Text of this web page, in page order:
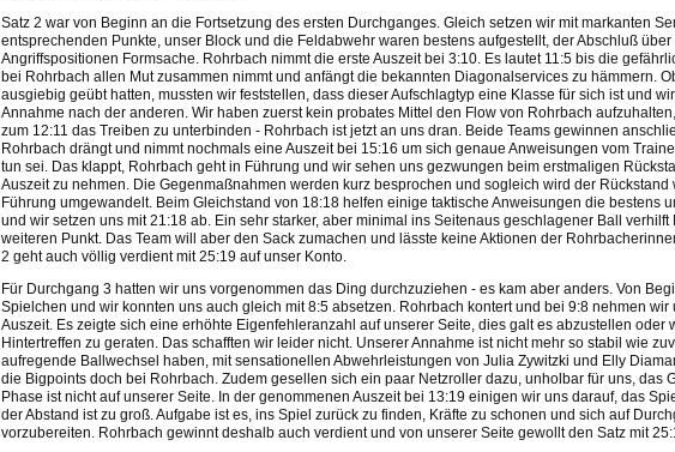
Satz 2 war von Beginn an die Fortsetzung des ersten Durchganges. Gleich setzen wir mit markanten
entsprechenden Punkte, unser Block und die Feldabwehr waren bestens aufgestellt, der Abschluß über
Angriffspositionen Formsache. Rohrbach nimmt die erste Auszeit bei 3:10. Es lautet 11:5 bis die
bei Rohrbach allen Mut zusammen nimmt und anfängt die bekannten Diagonalservices zu hämmern.
ausgiebig geübt hatten, mussten wir feststellen, dass dieser Aufschlagtyp eine Klasse für sich ist und
Annahme nach der anderen. Wir haben zuerst kein probates Mittel den Flow von Rohrbach
zum 12:11 das Treiben zu unterbinden - Rohrbach ist jetzt an uns dran. Beide Teams gewinnen
Rohrbach drängt und nimmt nochmals eine Auszeit bei 15:16 um sich genaue Anweisungen vom
tun sei. Das klappt, Rohrbach geht in Führung und wir sehen uns gezwungen beim erstmaligen
Auszeit zu nehmen. Die Gegenmaßnahmen werden kurz besprochen und sogleich wird der Rückstand
Führung umgewandelt. Beim Gleichstand von 18:18 helfen einige taktische Anweisungen die bestens
und wir setzen uns mit 21:18 ab. Ein sehr starker, aber minimal ins Seitenaus geschlagener Ball
weiteren Punkt. Das Team will aber den Sack zumachen und lässte keine Aktionen der
2 geht auch völlig verdient mit 25:19 auf unser Konto.
Für Durchgang 3 hatten wir uns vorgenommen das Ding durchzuziehen - es kam aber anders. Von
Spielchen und wir konnten uns auch gleich mit 8:5 absetzen. Rohrbach kontert und bei 9:8 nehmen wir
Auszeit. Es zeigte sich eine erhöhte Eigenfehleranzahl auf unserer Seite, dies galt es abzustellen oder
Hintertreffen zu geraten. Das schafften wir leider nicht. Unserer Annahme ist nicht mehr so stabil wie
aufregende Ballwechsel haben, mit sensationellen Abwehrleistungen von Julia Zywitzki und Elly
die Bigpoints doch bei Rohrbach. Zudem gesellen sich ein paar Netzroller dazu, unholbar für uns, das
Phase ist nicht auf unserer Seite. In der genommenen Auszeit bei 13:19 einigen wir uns darauf, das
der Abstand ist zu groß. Aufgabe ist es, ins Spiel zurück zu finden, Kräfte zu schonen und sich auf
vorzubereiten. Rohrbach gewinnt deshalb auch verdient und von unserer Seite gewollt den Satz mit